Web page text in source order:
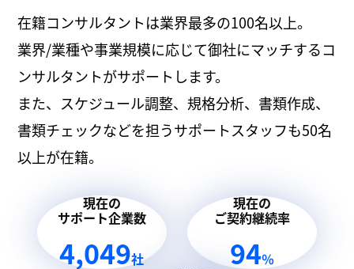
在籍コンサルタントは業界最多の100名以上。
業界/業種や事業規模に応じて御社にマッチするコ
ンサルタントがサポートします。
また、スケジュール調整、規格分析、書類作成、
書類チェックなどを担うサポートスタッフも50名
以上が在籍。
現在の
サポート企業数
4,049社
現在の
ご契約継続率
94％